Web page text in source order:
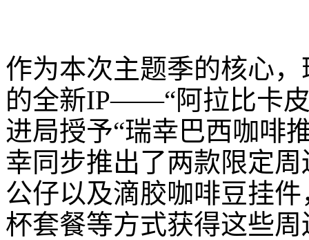
作为本次主题季的核心
的全新IP——“阿拉比卡
进局授予“瑞幸巴西咖啡
幸同步推出了两款限定
公仔以及滴胶咖啡豆挂
杯套餐等方式获得这些周